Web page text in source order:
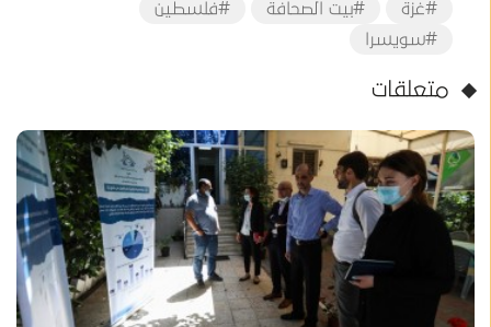
#غزة #بيت الصحافة
#فلسطين
#سويسرا
متعلقات